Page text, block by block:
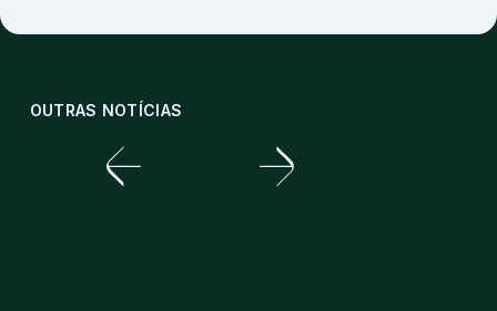
OUTRAS NOTÍCIAS